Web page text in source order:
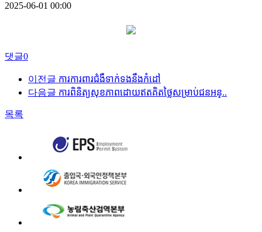
2025-06-01 00:00
댓글0
이전글 ការការពារជំងឺទាក់ទងនឹងកំដៅ
다음글 ការពិនិត្យសុខភាពដោយឥតគិតថ្លៃសម្រាប់ជនអន្..
목록